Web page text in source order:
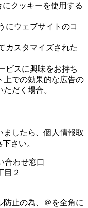
クッキーを使用する
にウェブサイトのコ
カスタマイズされた
ビスに興味をお持ち
上での効果的な広告の
だく場合。
ましたら、個人情報取
さい。
合わせ窓口
目２
止の為、＠を全角に